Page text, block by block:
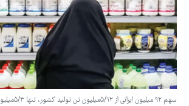
سهم ۹۲ میلیون ایرانی از ۵/۱۲میلیون تن تولید کشور، تنها ۵/۳میلیون تن است